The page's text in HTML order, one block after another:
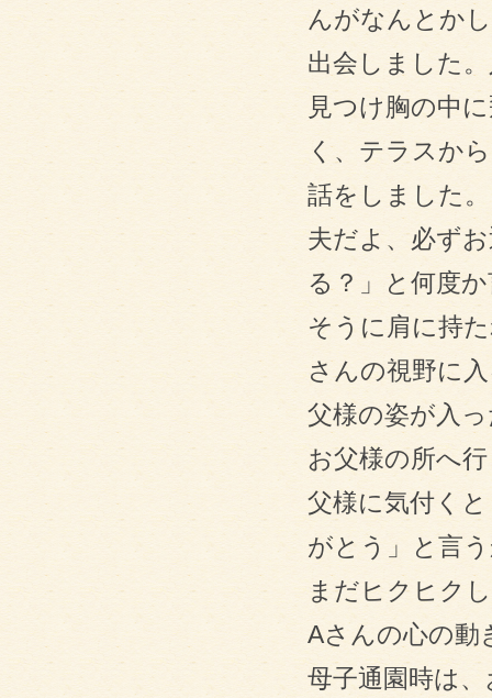
んがなんとか
出会しました
見つけ胸の中
く、テラスか
話をしました
夫だよ、必ず
る？」と何度
そうに肩に持
さんの視野に
父様の姿が入
お父様の所へ
父様に気付く
がとう」と言
まだヒクヒク
Aさんの心の動
母子通園時は